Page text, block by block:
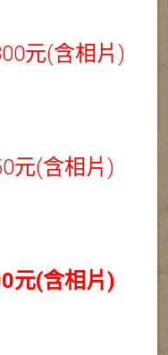
元(含相片)
元(含相片)
元(含相片)